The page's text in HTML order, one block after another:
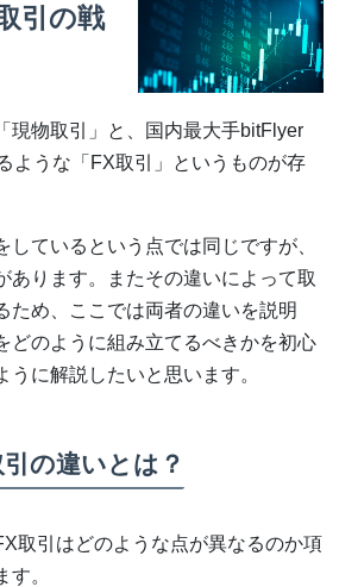
引の戦
現物取引」と、国内最大手bitFlyer
ような「FX取引」というものが存
しているという点では同じですが、
あります。またその違いによって取
ため、ここでは両者の違いを説明
どのように組み立てるべきかを初心
うに解説したいと思います。
の違いとは？
取引はどのような点が異なるのか項
す。